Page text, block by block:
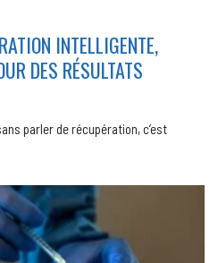
INTELLIGENTE,
DES RÉSULTATS
parler de récupération, c’est